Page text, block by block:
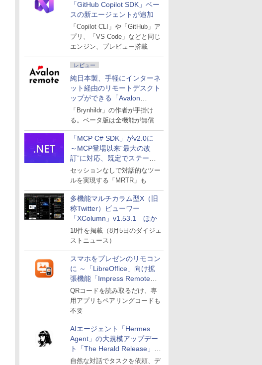
「GitHub Copilot SDK」ベー
スの新エージェントが追加
「Copilot CLI」や「GitHub」ア
プリ、「VS Code」などと同じ
エンジン、プレビュー搭載
レビュー
純日本製、手軽にインターネ
ット経由のリモートデスクト
ップができる「Avalon
remote」
「Brynhildr」の作者が手掛け
る。ベータ版は全機能が無償
「MCP C# SDK」がv2.0に
～MCP登場以来“最大の改
訂”に対応、既定でステート
レスへ
セッションなしで対話的なツー
ルを実現する「MRTR」も
多機能マルチカラム型X（旧
称Twitter）ビューワー
「XColumn」v1.53.1 ほか
18件を掲載（8月5日のダイジェ
ストニュース）
スマホをプレゼンのリモコン
に ～「LibreOffice」向け拡
張機能「Impress Remote」
が公開
QRコードを読み取るだけ、専
用アプリもペアリングコードも
不要
AIエージェント「Hermes
Agent」の大規模アップデー
ト「The Herald Release」が
公開
自然な対話でタスクを依頼、デ